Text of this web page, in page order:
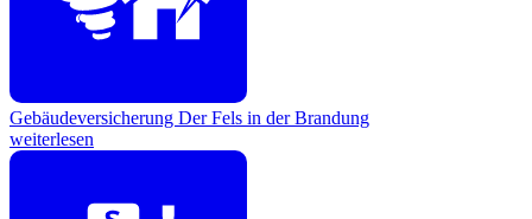
Gebäudeversicherung Der Fels in der Brandung
weiterlesen